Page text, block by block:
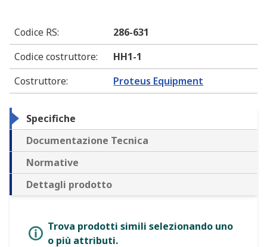
Codice RS:
286-631
Codice costruttore:
HH1-1
Costruttore: Proteus Equipment
Specifiche
Documentazione Tecnica
Normative
Dettagli prodotto
Trova prodotti simili selezionando uno
o più attributi.